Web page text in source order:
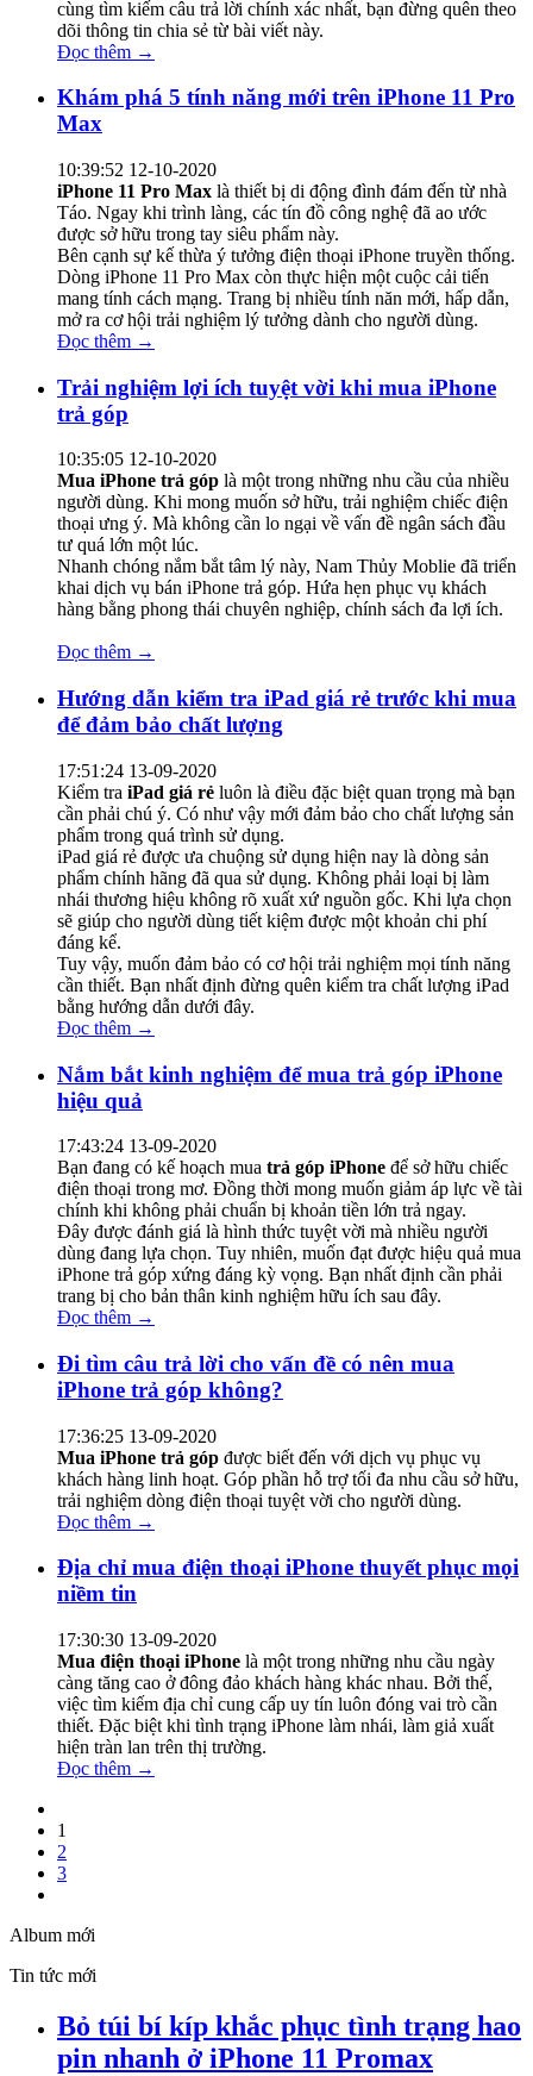
cùng tìm kiếm câu trả lời chính xác nhất, bạn đừng quên theo
dõi thông tin chia sẻ từ bài viết này.
Đọc thêm →
Khám phá 5 tính năng mới trên iPhone 11 Pro
Max
10:39:52 12-10-2020
iPhone 11 Pro Max là thiết bị di động đình đám đến từ nhà
Táo. Ngay khi trình làng, các tín đồ công nghệ đã ao ước
được sở hữu trong tay siêu phẩm này.
Bên cạnh sự kế thừa ý tưởng điện thoại iPhone truyền thống.
Dòng iPhone 11 Pro Max còn thực hiện một cuộc cải tiến
mang tính cách mạng. Trang bị nhiều tính năn mới, hấp dẫn,
mở ra cơ hội trải nghiệm lý tưởng dành cho người dùng.
Đọc thêm →
Trải nghiệm lợi ích tuyệt vời khi mua iPhone
trả góp
10:35:05 12-10-2020
Mua iPhone trả góp là một trong những nhu cầu của nhiều
người dùng. Khi mong muốn sở hữu, trải nghiệm chiếc điện
thoại ưng ý. Mà không cần lo ngại về vấn đề ngân sách đầu
tư quá lớn một lúc.
Nhanh chóng nắm bắt tâm lý này, Nam Thủy Moblie đã triển
khai dịch vụ bán iPhone trả góp. Hứa hẹn phục vụ khách
hàng bằng phong thái chuyên nghiệp, chính sách đa lợi ích.
Đọc thêm →
Hướng dẫn kiểm tra iPad giá rẻ trước khi mua
để đảm bảo chất lượng
17:51:24 13-09-2020
Kiểm tra iPad giá rẻ luôn là điều đặc biệt quan trọng mà bạn
cần phải chú ý. Có như vậy mới đảm bảo cho chất lượng sản
phẩm trong quá trình sử dụng.
iPad giá rẻ được ưa chuộng sử dụng hiện nay là dòng sản
phẩm chính hãng đã qua sử dụng. Không phải loại bị làm
nhái thương hiệu không rõ xuất xứ nguồn gốc. Khi lựa chọn
sẽ giúp cho người dùng tiết kiệm được một khoản chi phí
đáng kể.
Tuy vậy, muốn đảm bảo có cơ hội trải nghiệm mọi tính năng
cần thiết. Bạn nhất định đừng quên kiểm tra chất lượng iPad
bằng hướng dẫn dưới đây.
Đọc thêm →
Nắm bắt kinh nghiệm để mua trả góp iPhone
hiệu quả
17:43:24 13-09-2020
Bạn đang có kế hoạch mua trả góp iPhone để sở hữu chiếc
điện thoại trong mơ. Đồng thời mong muốn giảm áp lực về tài
chính khi không phải chuẩn bị khoản tiền lớn trả ngay.
Đây được đánh giá là hình thức tuyệt vời mà nhiều người
dùng đang lựa chọn. Tuy nhiên, muốn đạt được hiệu quả mua
iPhone trả góp xứng đáng kỳ vọng. Bạn nhất định cần phải
trang bị cho bản thân kinh nghiệm hữu ích sau đây.
Đọc thêm →
Đi tìm câu trả lời cho vấn đề có nên mua
iPhone trả góp không?
17:36:25 13-09-2020
Mua iPhone trả góp được biết đến với dịch vụ phục vụ
khách hàng linh hoạt. Góp phần hỗ trợ tối đa nhu cầu sở hữu,
trải nghiệm dòng điện thoại tuyệt vời cho người dùng.
Đọc thêm →
Địa chỉ mua điện thoại iPhone thuyết phục mọi
niềm tin
17:30:30 13-09-2020
Mua điện thoại iPhone là một trong những nhu cầu ngày
càng tăng cao ở đông đảo khách hàng khác nhau. Bởi thế,
việc tìm kiếm địa chỉ cung cấp uy tín luôn đóng vai trò cần
thiết. Đặc biệt khi tình trạng iPhone làm nhái, làm giả xuất
hiện tràn lan trên thị trường.
Đọc thêm →
1
2
3
Album mới
Tin tức mới
Bỏ túi bí kíp khắc phục tình trạng hao
pin nhanh ở iPhone 11 Promax